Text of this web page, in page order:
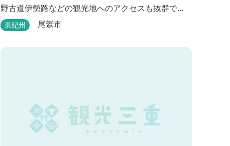
野古道伊勢路などの観光地へのアクセスも抜群で
す。
東紀州 尾鷲市